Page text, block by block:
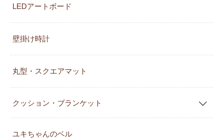
LEDアートボード
壁掛け時計
丸型・スクエアマット
クッション・ブランケット
ユキちゃんのベル